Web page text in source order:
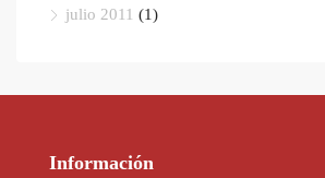
julio 2011 (1)
Información